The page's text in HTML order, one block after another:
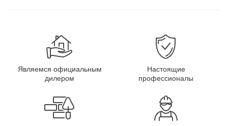
Являемся официальным
дилером
Настоящие
профессионалы